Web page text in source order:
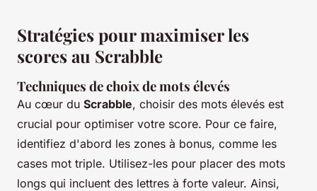
Stratégies pour maximiser les
scores au Scrabble
Techniques de choix de mots élevés
Au cœur du Scrabble, choisir des mots élevés est
crucial pour optimiser votre score. Pour ce faire,
identifiez d'abord les zones à bonus, comme les
cases mot triple. Utilisez-les pour placer des mots
longs qui incluent des lettres à forte valeur. Ainsi,